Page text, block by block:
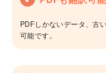
PDFしかないデータ、古
可能です。